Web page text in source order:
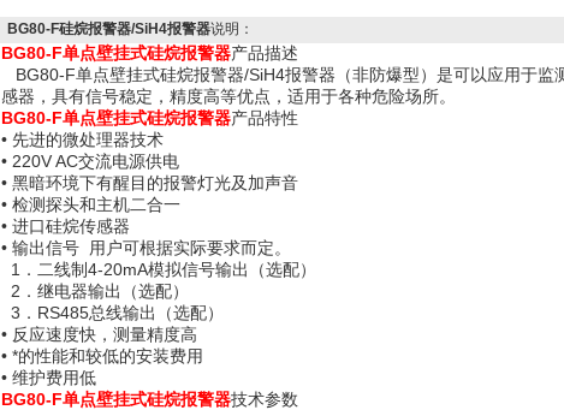
BG80-F硅烷报警器/SiH4报警器说明：
BG80-F单点壁挂式硅烷报警器产品描述
BG80-F单点壁挂式硅烷报警器/SiH4报警器（非防爆型）是可以应用于监
感器，具有信号稳定，精度高等优点，适用于各种危险场所。
BG80-F单点壁挂式硅烷报警器产品特性
• 先进的微处理器技术
• 220V AC交流电源供电
• 黑暗环境下有醒目的报警灯光及加声音
• 检测探头和主机二合一
• 进口硅烷传感器
• 输出信号 用户可根据实际要求而定。
1．二线制4-20mA模拟信号输出（选配）
2．继电器输出（选配）
3．RS485总线输出（选配）
• 反应速度快，测量精度高
• *的性能和较低的安装费用
• 维护费用低
BG80-F单点壁挂式硅烷报警器技术参数